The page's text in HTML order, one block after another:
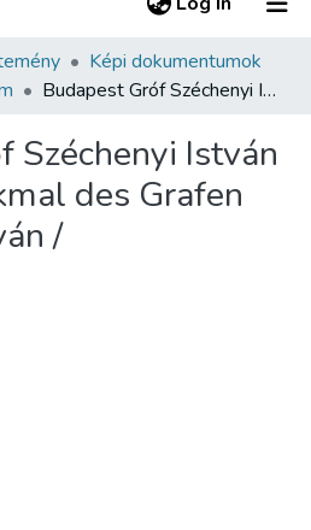
Képi dokumentumok
Budapest Gróf Széchenyi István szobra = Denkmal des Grafen Széchenyi István /
Széchenyi István
des Grafen
/